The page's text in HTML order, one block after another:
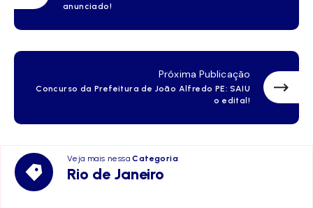
anunciado!
Próxima Publicação
Concurso da Prefeitura de João Alfredo PE: SAIU
o edital!
Veja mais nessaCategoria
Rio de Janeiro
Rio
de